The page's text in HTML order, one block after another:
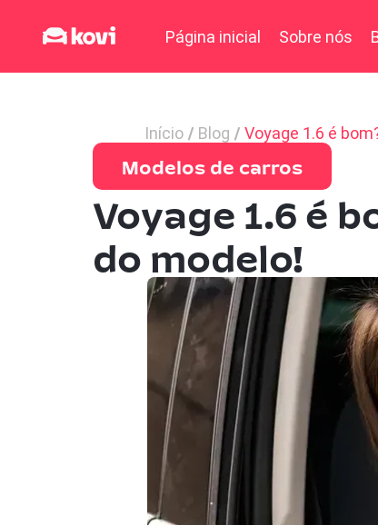
Página inicial Sobre nós
Início Blog Voyage 1.6 é
Modelos de carros
Voyage 1.6 é
do modelo!